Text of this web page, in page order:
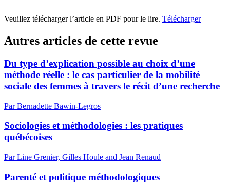
Veuillez télécharger l’article en PDF pour le lire. Télécharger
Autres articles de cette revue
Du type d’explication possible au choix d’une
méthode réelle : le cas particulier de la mobilité
sociale des femmes à travers le récit d’une recherche
Par Bernadette Bawin-Legros
Sociologies et méthodologies : les pratiques
québécoises
Par Line Grenier, Gilles Houle and Jean Renaud
Parenté et politique méthodologiques